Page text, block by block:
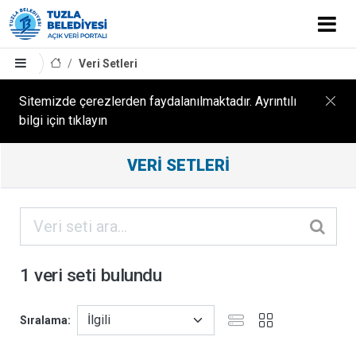
Veri Setleri
Sitemizde çerezlerden faydalanılmaktadır. Ayrıntılı
bilgi için tıklayın
Sonuçları
ORGANIZASYONLAR
KATEGORILER
ETIKETLER
VERI SETLERI
1 veri seti bulundu
Sıralama